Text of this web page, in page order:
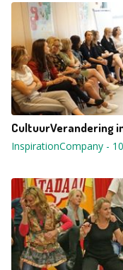
CultuurVerandering
InspirationCompany -